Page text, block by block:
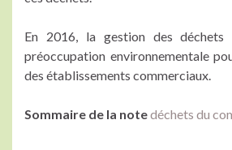
En 2016, la gestion des déchets
préoccupation environnementale
des établissements commerciaux.
Sommaire de la notedéchets du